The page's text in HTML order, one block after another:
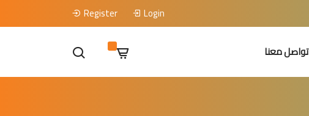
Login
Register
تواصل معنا